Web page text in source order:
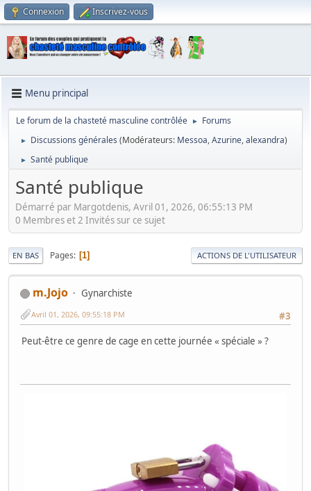
Connexion Inscrivez-vous
Menu principal
Le forum de la chasteté masculine contrôlée ► Forums
► Discussions générales (Modérateurs: Messoa,Azurine,alexandra)
► Santé publique
Santé publique
Démarré par Margotdenis, Avril 01, 2026, 06:55:13 PM
0 Membres et 2 Invités sur ce sujet
EN BAS Pages 1 ACTIONS DE L'UTILISATEUR
m.Jojo
Gynarchiste
#3
Avril 01, 2026, 09:55:18 PM
Peut-être ce genre de cage en cette journée « spéciale » ?